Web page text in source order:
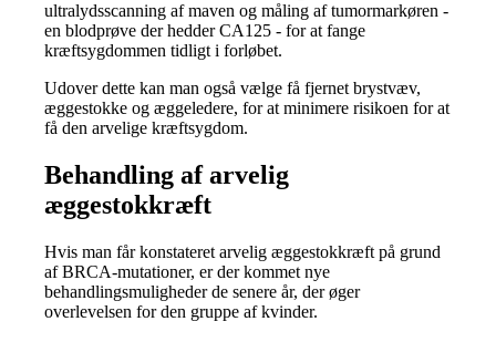
ultralydsscanning af maven og måling af tumormarkøren -
en blodprøve der hedder CA125 - for at fange
kræftsygdommen tidligt i forløbet.
Udover dette kan man også vælge få fjernet brystvæv,
æggestokke og æggeledere, for at minimere risikoen for at
få den arvelige kræftsygdom.
Behandling af arvelig
æggestokkræft
Hvis man får konstateret arvelig æggestokkræft på grund
af BRCA-mutationer, er der kommet nye
behandlingsmuligheder de senere år, der øger
overlevelsen for den gruppe af kvinder.